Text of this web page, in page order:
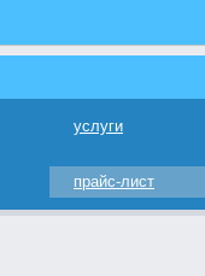
услуги
прайс-лист